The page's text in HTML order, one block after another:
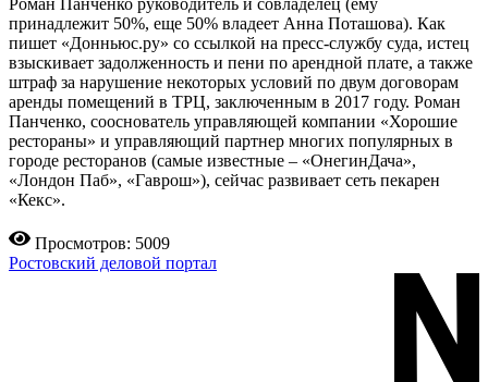
Роман Панченко руководитель и совладелец (ему
принадлежит 50%, еще 50% владеет Анна Поташова). Как
пишет «Донньюс.ру» со ссылкой на пресс-службу суда, истец
взыскивает задолженность и пени по арендной плате, а также
штраф за нарушение некоторых условий по двум договорам
аренды помещений в ТРЦ, заключенным в 2017 году. Роман
Панченко, сооснователь управляющей компании «Хорошие
рестораны» и управляющий партнер многих популярных в
городе ресторанов (самые известные – «ОнегинДача»,
«Лондон Паб», «Гаврош»), сейчас развивает сеть пекарен
«Кекс».
Просмотров: 5009
Ростовский деловой портал